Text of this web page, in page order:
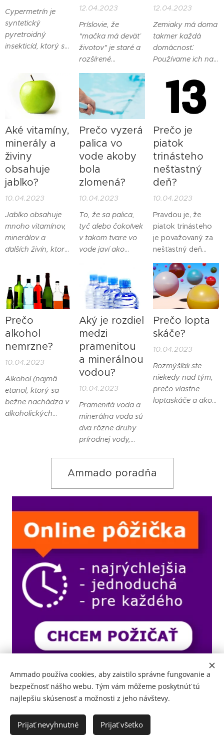
Cypermetrín je
syntetický
pyretroidný
insekticíd, ktorý sa
poľnohospodárstve,
veterinárnej
medicíne,
stavebníctve a
domácnostiach.
12.04.2023
Príslovie, že
"mačka má deväť
životov" je staré a
rozšírené
sa vzťahuje na
schopnosť mačiek
prežiť situácie,
ktoré sa môžu
zdať smrteľné
alebo pre život
nebezpečné.
12.04.2023
Zemiaky má doma
takmer každá
domácnosť.
Používame ich na
jedál. Zamysleli ste
sa však niekedy
nad tým, čo
vlastne obyčajný a
cenovo dostupný
zemiak obsahuje?
Aké vitamíny,
minerály a
živiny
obsahuje
jablko?
10.04.2023
Jablko obsahuje
mnoho vitamínov,
minerálov a
ďalších živín, ktoré
naše zdravie.
Prečo vyzerá
palica vo
vode akoby
bola
zlomená?
10.04.2023
To, že sa palica,
tyč alebo čokoľvek
v takom tvare vo
vode javí ako
dôsledkom javu,
ktorý sa nazýva
lom svetla. K lomu
dochádza, keď
svetlo prechádza
medzi dvoma
prostrediami s
rôznymi indexmi
lomu, napríklad
vzduchom a
vodou. Index lomu
opisuje, ako rýchlo
svetlo prechádza
daným
prostredím.
Prečo je
piatok
trinásteho
nešťastný
deň?
10.04.2023
Pravdou je, že
piatok trinásteho
je považovaný za
nešťastný deň
dvoch rôznych
presvedčení a
povier, ktoré sa
týkajú čísla 13 a
piatku.
Prečo
alkohol
nemrzne?
10.04.2023
Alkohol (najmä
etanol, ktorý sa
bežne nachádza v
alkoholických
teplotách, na ktoré
mrazu vody.
Aký je rozdiel
medzi
pramenitou
a minerálnou
vodou?
10.04.2023
Pramenitá voda a
minerálna voda sú
dva rôzne druhy
prírodnej vody,
obsahom
a spôsobom ich
získavania.
Prečo lopta
skáče?
10.04.2023
Rozmýšľali ste
niekedy nad tým,
prečo vlastne
loptaskáče a ako
Ammado poradňa
Ammado používa cookies, aby zaistilo správne fungovanie a
bezpečnosť nášho webu. Tým vám môžeme poskytnúť tú
najlepšiu skúsenosť a možnosti z jeho návštevy.
Prijať nevyhnutné Prijať všetko